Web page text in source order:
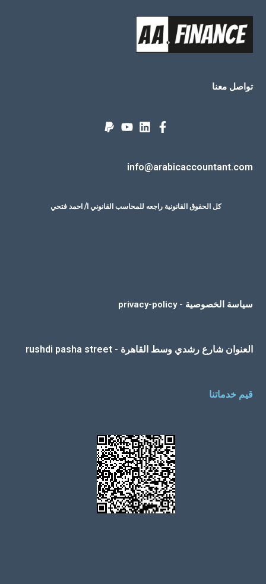
تواصل معنا
info@arabicaccountant.com
كل الحقوق القانونية راجعه للمحاسب القانوني ا/ احمد فتحي
سياسة الخصوصية - privacy-policy
العنوان شارع رشدي وسط القاهرة - rushdi pasha street
قيم خدماتنا